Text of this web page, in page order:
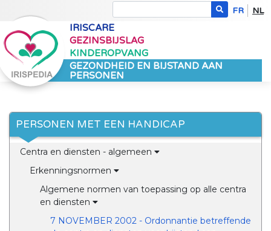
FR NL
IRISCARE
GEZINSBIJSLAG
KINDEROPVANG
GEZONDHEID EN BIJSTAND AAN
PERSONEN
PERSONEN MET EEN HANDICAP
Centra en diensten - algemeen
Erkenningsnormen
Algemene normen van toepassing op alle centra
en diensten
7 NOVEMBER 2002 - Ordonnantie betreffende